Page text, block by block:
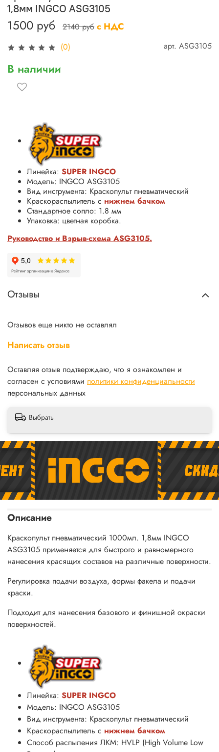
(0) арт. ASG3105
1,8мм INGCO ASG3105
1500 руб 2140 руб с НДС
В наличии
Линейка: SUPER INGCO
Модель: INGCO ASG3105
Вид инструмента: Краскопульт пневматический
Краскораспылитель с нижнем бачком
Стандартное сопло: 1.8 мм
Упаковка: цветная коробка.
Руководство и Взрыв-схема ASG3105.
Отзывы
Отзывов еще никто не оставлял
Написать отзыв
Оставляя отзыв подтверждаю, что я ознакомлен и
согласен с условиями политики конфиденциальности
персональных данных
Выбрать
Описание
Краскопульт пневматический 1000мл. 1,8мм INGCO
ASG3105 применяется для быстрого и равномерного
нанесения красящих составов на различные поверхности.
Регулировка подачи воздуха, формы факела и подачи
краски.
Подходит для нанесения базового и финишной окраски
поверхностей.
Линейка: SUPER INGCO
Модель: INGCO ASG3105
Вид инструмента: Краскопульт пневматический
Краскораспылитель с нижнем бачком
Способ распыления ЛКМ: HVLP (High Volume Low